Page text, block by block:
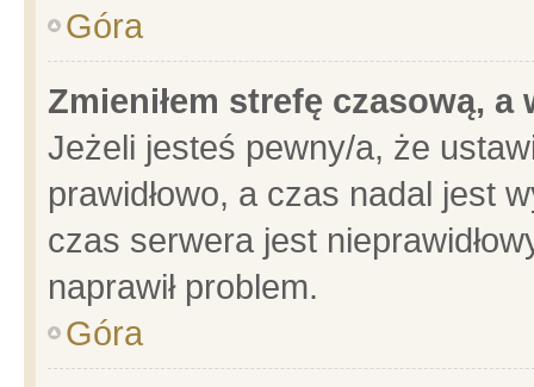
Góra
Zmieniłem strefę czasową,
Jeżeli jesteś pewny/a, że
prawidłowo, a czas nadal jest
czas serwera jest
naprawił problem.
Góra